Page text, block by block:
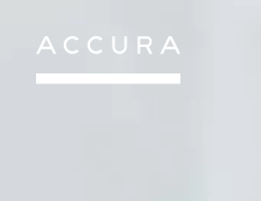
Gå
indhold